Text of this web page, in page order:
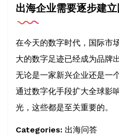
出海企业需要逐步建
在今天的数字时代，国际市
大的数字足迹已经成为品牌
无论是一家新兴企业还是一
通过数字化手段扩大全球影
光，这些都是至关重要的。
Categories: 出海问答